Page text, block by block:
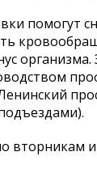
помогут
организма.
вторникам